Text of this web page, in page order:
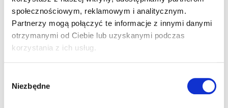
społecznościowym, reklamowym i analitycznym.
Partnerzy mogą połączyć te informacje z innymi danymi
otrzymanymi od Ciebie lub uzyskanymi podczas
korzystania z ich usług.
zgody
Niezbędne
konta klienta w Budstol Invest. Możesz dzięki
niemu obserwować postęp prac na budowie,
kontaktować się ze swoim opiekunem lub